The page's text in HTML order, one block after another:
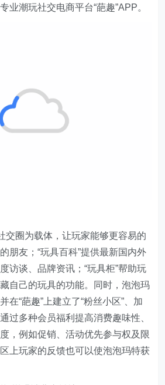
业潮玩社交电商平台“葩趣”APP。
交圈为载体，让玩家能够更容易的
朋友；“玩具百科”提供最新国内外
访谈、品牌资讯；“玩具柜”帮助玩
自己的玩具的功能。同时，泡泡玛
在“葩趣”上建立了“粉丝小区”、加
过多种会员福利提高消费趣味性、
，例如促销、活动优先参与权及限
上玩家的反馈也可以使泡泡玛特获